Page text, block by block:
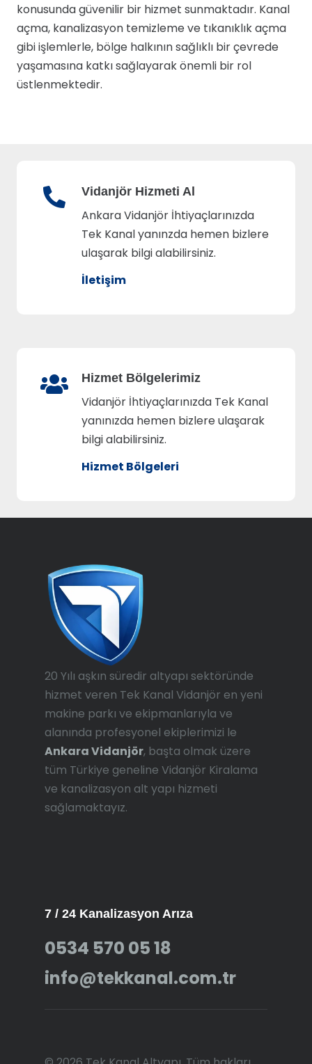
konusunda güvenilir bir hizmet sunmaktadır. Kanal
açma, kanalizasyon temizleme ve tıkanıklık açma
gibi işlemlerle, bölge halkının sağlıklı bir çevrede
yaşamasına katkı sağlayarak önemli bir rol
üstlenmektedir.
Vidanjör Hizmeti Al
Ankara Vidanjör İhtiyaçlarınızda
Tek Kanal yanınzda hemen bizlere
ulaşarak bilgi alabilirsiniz.
İletişim
Hizmet Bölgelerimiz
Vidanjör İhtiyaçlarınızda Tek Kanal
yanınızda hemen bizlere ulaşarak
bilgi alabilirsiniz.
Hizmet Bölgeleri
20 Yılı aşkın süredir altyapı sektöründe
hizmet veren Tek Kanal Vidanjör en yeni
makine parkı ve ekipmanlarıyla ve
alanında profesyonel ekiplerimizi le
Ankara Vidanjör, başta olmak üzere
tüm Türkiye geneline Vidanjör Kiralama
ve kanalizasyon alt yapı hizmeti
sağlamaktayız.
7 / 24 Kanalizasyon Arıza
0534 570 05 18
info@tekkanal.com.tr